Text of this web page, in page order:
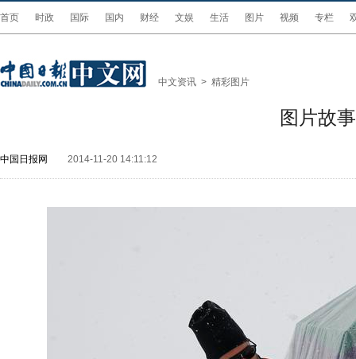
首页 时政 国际 国内 财经 文娱 生活 图片 视频 专栏
中文资讯 > 精彩图片
图片故
中国日报网 2014-11-20 14:11:12